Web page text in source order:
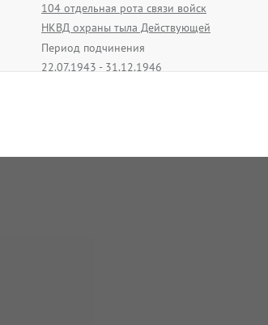
104 отдельная рота связи войск
НКВД охраны тыла Действующей
армии
Период подчинения
22.07.1943 - 31.12.1946